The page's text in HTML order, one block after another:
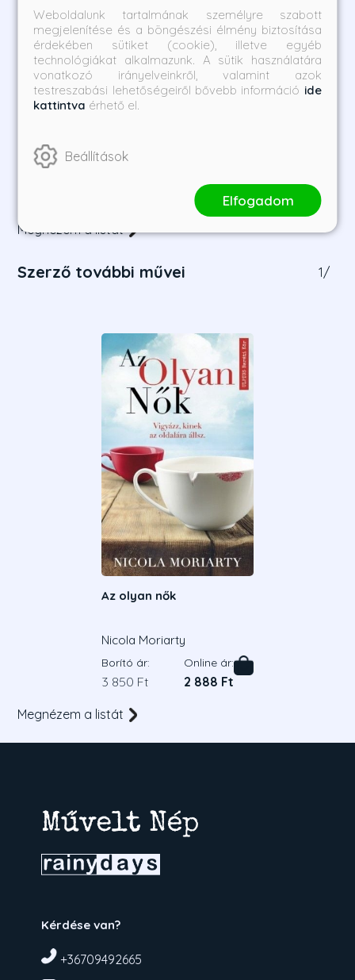
Neon préda
John Sandford
5 490 Ft 4 118 Ft
Megnézem a listát
Szerző további művei 1/
Az olyan nők
Nicola Moriarty
Borító ár:
3 850 Ft
Online ár:
2 888 Ft
Megnézem a listát
Kérdése van?
+36709492665
Weboldalunk tartalmának személyre szabott
megjelenítése és a böngészési élmény biztosítása
érdekében sütiket (cookie), illetve egyéb
technológiákat alkalmazunk. A sütik használatára
vonatkozó irányelveinkről, valamint azok
testreszabási lehetőségeiről bővebb információ ide
kattintva érhető el.
Beállítások
Elfogadom